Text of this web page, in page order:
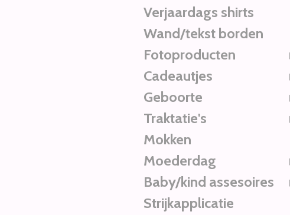
Verjaardags shirts
Wand/tekst borden
Fotoproducten
Cadeautjes
Geboorte
Traktatie's
Mokken
Moederdag
Baby/kind assesoires
Strijkapplicatie